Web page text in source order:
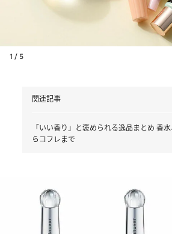
1 / 5
関連記事
「いい香り」と褒められる逸品まとめ 香
らコフレまで